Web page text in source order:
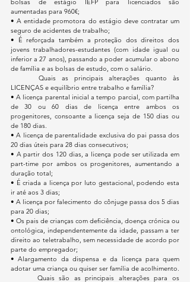
bolsas de estágio IEFP para licenciados são
aumentadas para 960€;
• A entidade promotora do estágio deve contratar um
seguro de acidentes de trabalho;
• É reforçada também a proteção dos direitos dos
jovens trabalhadores-estudantes (com idade igual ou
inferior a 27 anos), passando a poder acumular o abono
de família e as bolsas de estudo, com o salário.
LICENÇAS e equilíbrio entre trabalho e família?
• A licença parental inicial a tempo parcial, com partilha
de 30 ou 60 dias de licença entre ambos os
progenitores, consoante a licença seja de 150 dias ou
de 180 dias.
• A licença de parentalidade exclusiva do pai passa dos
20 dias úteis para 28 dias consecutivos;
• A partir dos 120 dias, a licença pode ser utilizada em
part-time por ambos os progenitores, aumentando a
duração total;
• É criada a licença por luto gestacional, podendo esta
ir até aos 3 dias;
• A licença por falecimento do cônjuge passa dos 5 dias
para 20 dias;
• Os pais de crianças com deficiência, doença crónica ou
ontológica, independentemente da idade, passam a ter
direito ao teletrabalho, sem necessidade de acordo por
parte do empregador;
• Alargamento da dispensa e da licença para quem
adotar uma criança ou quiser ser família de acolhimento.